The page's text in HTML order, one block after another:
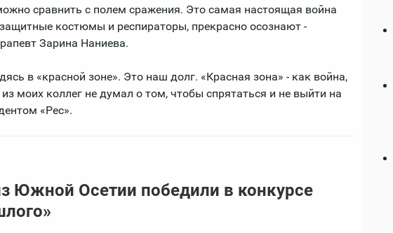
сравнить с полем сражения. Это самая настоящая война
костюмы и респираторы, прекрасно осознают -
Зарина Наниева.
в «красной зоне». Это наш долг. «Красная зона» - как война,
моих коллег не думал о том, чтобы спрятаться и не выйти на
«Рес».
Южной Осетии победили в конкурсе